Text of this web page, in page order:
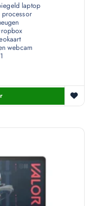
laptop
processor
webcam